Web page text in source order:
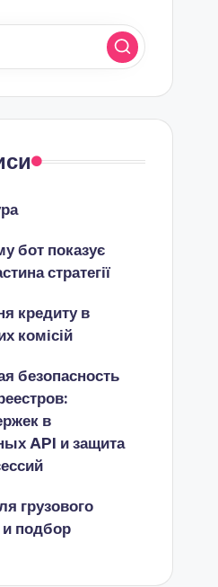
бот показує
стратегії
кредиту в
комісій
безопасность
в
API и защита
грузового
подбор